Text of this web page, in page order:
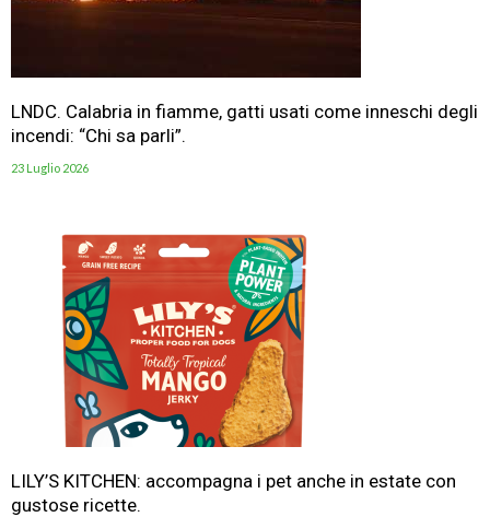
LNDC. Calabria in fiamme, gatti usati come inneschi degli
incendi: “Chi sa parli”.
23 Luglio 2026
LILY’S KITCHEN: accompagna i pet anche in estate con
gustose ricette.